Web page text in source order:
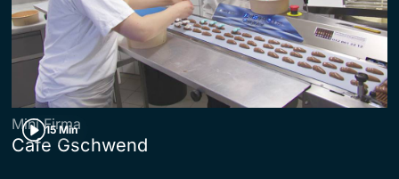
15 Min
Mini Firma
Cafe Gschwend